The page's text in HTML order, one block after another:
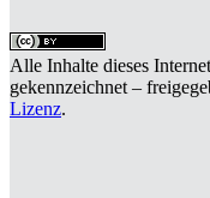
Alle Inhalte dieses
gekennzeichnet –
Lizenz.